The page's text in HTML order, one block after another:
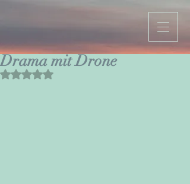
Drama mit Drone
Mit NaN von 5 Sternen bewertet.